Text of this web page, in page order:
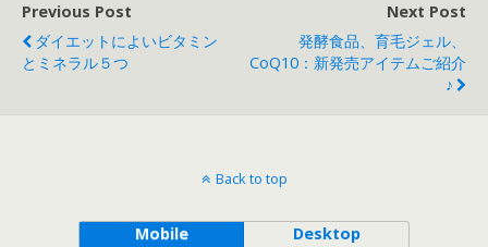
Previous Post
ダイエットによいビタミン
とミネラル５つ
Next Post
発酵食品、育毛ジェル、
CoQ10：新発売アイテムご紹介
♪
Back to top
Mobile Desktop